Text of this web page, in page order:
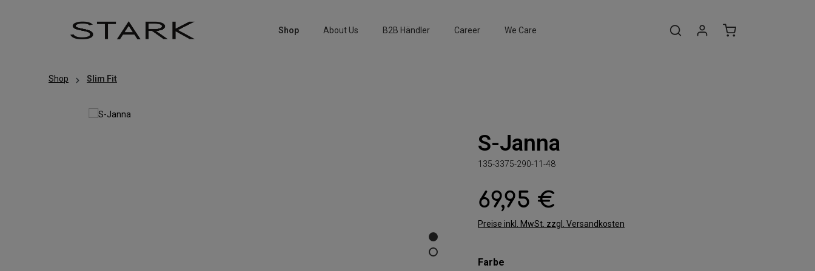
Shop
About Us B2B Händler Career We Care
Shop Slim Fit
S-Janna
135-3375-290-11-48
Regulärer Preis:
69,95 €
Preise inkl. MwSt. zzgl. Versandkosten
Farbe